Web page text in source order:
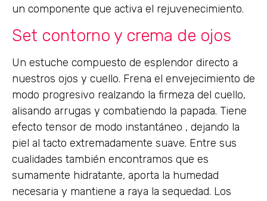
un componente que activa el rejuvenecimiento.
Set contorno y crema de ojos
Un estuche compuesto de esplendor directo a
nuestros ojos y cuello. Frena el envejecimiento de
modo progresivo realzando la firmeza del cuello,
alisando arrugas y combatiendo la papada. Tiene
efecto tensor de modo instantáneo , dejando la
piel al tacto extremadamente suave. Entre sus
cualidades también encontramos que es
sumamente hidratante, aporta la humedad
necesaria y mantiene a raya la sequedad. Los